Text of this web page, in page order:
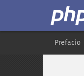
Prefacio